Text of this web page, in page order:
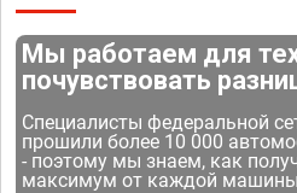
Мы работаем для
почувствовать
Специалисты федеральной
прошили более 10 000
- поэтому мы знаем, как
максимум от каждой